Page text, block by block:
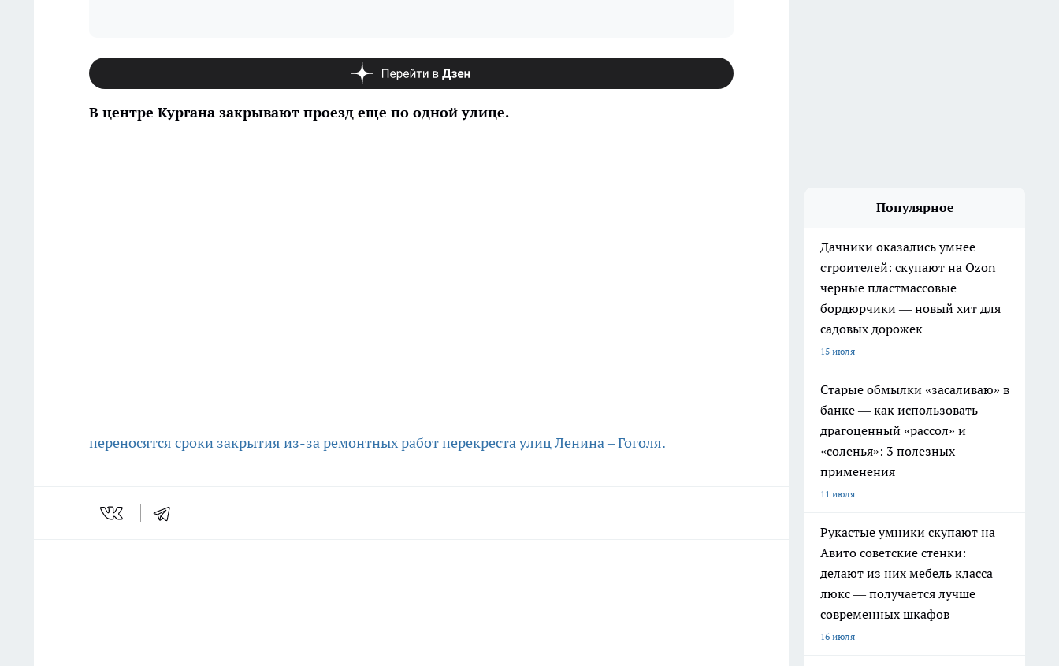
В центре Кургана закрывают проезд еще по одной улице.
переносятся сроки закрытия из-за ремонтных работ перекреста улиц Ленина – Гоголя.
Популярное
Дачники оказались умнее
строителей: скупают на Ozon
черные пластмассовые
бордюрчики — новый хит для
садовых дорожек
15 июля
Старые обмылки «засаливаю» в
банке — как использовать
драгоценный «рассол» и
«соленья»: 3 полезных
применения
11 июля
Рукастые умники скупают на
Авито советские стенки:
делают из них мебель класса
люкс — получается лучше
современных шкафов
16 июля